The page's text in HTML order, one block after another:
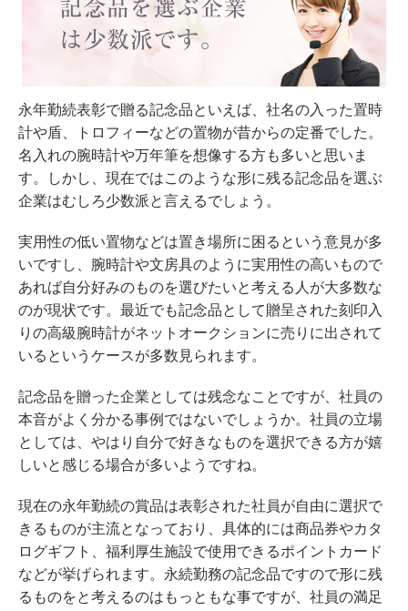
永年勤続表彰で贈る記念品といえば、社名の入った置時
計や盾、トロフィーなどの置物が昔からの定番でした。
名入れの腕時計や万年筆を想像する方も多いと思いま
す。しかし、現在ではこのような形に残る記念品を選ぶ
企業はむしろ少数派と言えるでしょう。
実用性の低い置物などは置き場所に困るという意見が多
いですし、腕時計や文房具のように実用性の高いもので
あれば自分好みのものを選びたいと考える人が大多数な
のが現状です。最近でも記念品として贈呈された刻印入
りの高級腕時計がネットオークションに売りに出されて
いるというケースが多数見られます。
記念品を贈った企業としては残念なことですが、社員の
本音がよく分かる事例ではないでしょうか。社員の立場
としては、やはり自分で好きなものを選択できる方が嬉
しいと感じる場合が多いようですね。
現在の永年勤続の賞品は表彰された社員が自由に選択で
きるものが主流となっており、具体的には商品券やカタ
ログギフト、福利厚生施設で使用できるポイントカード
などが挙げられます。永続勤務の記念品ですので形に残
るものをと考えるのはもっともな事ですが、社員の満足